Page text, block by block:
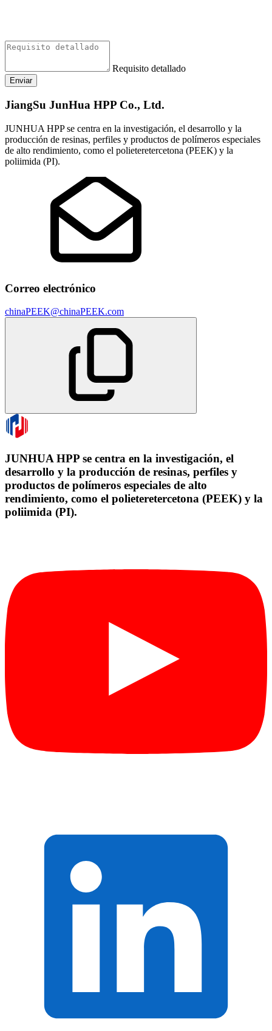
Requisito detallado
Enviar
JiangSu JunHua HPP Co., Ltd.
JUNHUA HPP se centra en la investigación, el desarrollo y la
producción de resinas, perfiles y productos de polímeros especiales
de alto rendimiento, como el polieteretercetona (PEEK) y la
poliimida (PI).
Correo electrónico
chinaPEEK@chinaPEEK.com
JUNHUA HPP se centra en la investigación, el
desarrollo y la producción de resinas, perfiles y
productos de polímeros especiales de alto
rendimiento, como el polieteretercetona (PEEK) y la
poliimida (PI).